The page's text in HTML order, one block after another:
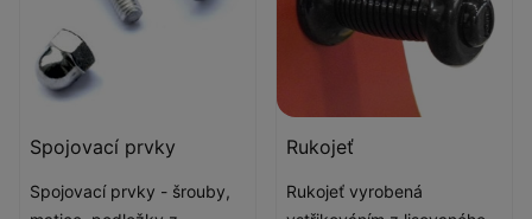
Spojovací prvky
Spojovací prvky - šrouby,
Rukojeť
Rukojeť vyrobená